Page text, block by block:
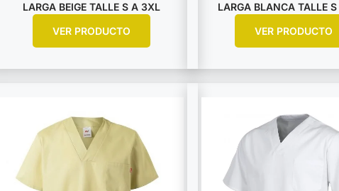
LARGA BEIGE TALLE S A 3XL
VER PRODUCTO
LARGA BLANCA TALLE
VER PRODUCTO